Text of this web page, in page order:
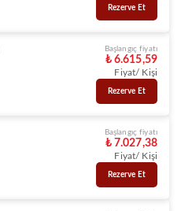
Rezerve Et
Başlangıç fiyatı
₺ 6.615,59
Fiyat/ Kişi
Rezerve Et
Başlangıç fiyatı
₺ 7.027,38
Fiyat/ Kişi
Rezerve Et